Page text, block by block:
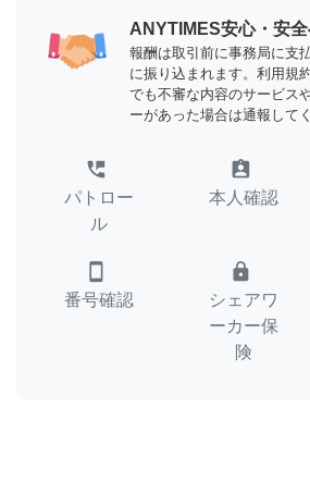
ANYTIMES安心・安
報酬は取引前に事務局に支
に振り込まれます。利用規
でも不審な内容のサービス
ーがあった場合は通報して
perm_phone_msg
パトロー
ル
assignment_ind
本人確認
smartphone
番号確認
lock
シェアワ
ーカー保
険